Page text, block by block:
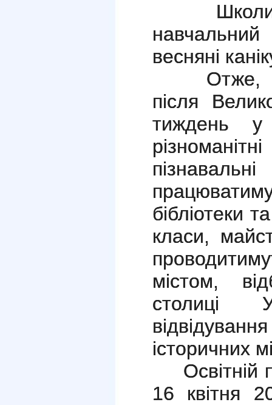
Школи, у
весняні
Отже,
після
тиждень у
бібліотеки
класи,
містом,
столиці
історичних
Освітній
16 квітня